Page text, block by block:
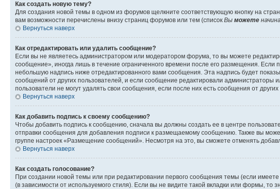
Как создать новую тему?
Для создания новой темы в одном из форумов щелкните соответствующую кнопку на
вам возможности перечислены внизу страниц форумов или тем (список Вы можете
Вернуться наверх
Как отредактировать или удалить сообщение?
Если вы не являетесь администратором или модератором форума, то вы можете
сообщение», иногда лишь в течение ограниченного времени после его размещения.
небольшую надпись ниже отредактированного вами сообщения. Эта надпись будет
сообщений от других пользователей, и если сообщение редактировали
пользователи не могут удалять свои сообщения, если после них есть сообщения от
Вернуться наверх
Как добавить подпись к своему сообщению?
Чтобы добавить подпись к сообщению, сначала вы должны создать ее в центре
отправки сообщения для добавления подписи к размещаемому сообщению. Также вы
группе настроек «Размещение сообщений». Несмотря на это, вы сможете отменять
Вернуться наверх
Как создать голосование?
При создании новой темы или при редактировании первого сообщения темы (если
(в зависимости от используемого стиля). Если вы не видите такой вкладки или формы,